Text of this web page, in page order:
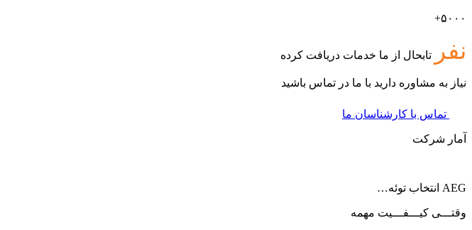
۵۰۰۰+
نفر تابحال از ما خدمات دریافت کرده
نیاز به مشاوره دارید با ما در تماس باشید
تماس با کارشناسان ما
آمار شرکت
AEG انتخاب توئه…
وقتـــی کیـــفـــیت مهمه